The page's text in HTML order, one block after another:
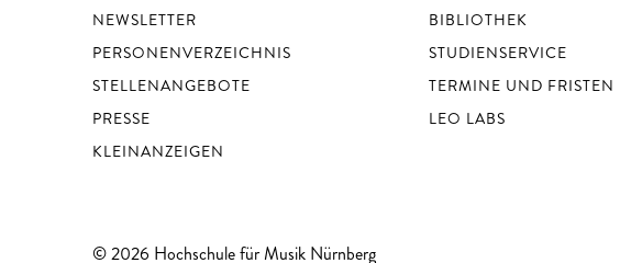
NEWSLETTER
PERSONENVERZEICHNIS
STELLENANGEBOTE
PRESSE
KLEINANZEIGEN
BIBLIOTHEK
STUDIENSERVICE
TERMINE UND FRISTEN
LEO LABS
© 2026 Hochschule für Musik Nürnberg